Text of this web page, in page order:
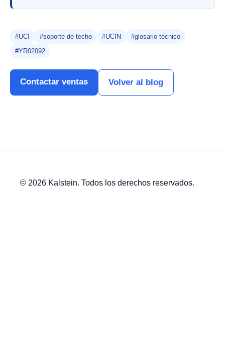
#UCI #soporte de techo #UCIN
#glosario técnico
#YR02092
Contactar ventas Volver al blog
© 2026 Kalstein. Todos los derechos reservados.